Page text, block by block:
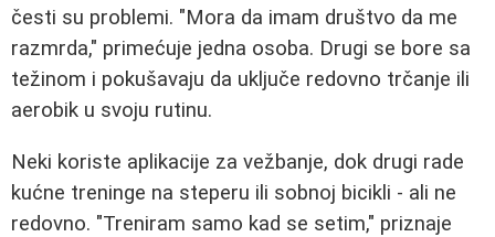
česti su problemi. "Mora da imam društvo da me
razmrda," primećuje jedna osoba. Drugi se bore sa
težinom i pokušavaju da uključe redovno trčanje ili
aerobik u svoju rutinu.
Neki koriste aplikacije za vežbanje, dok drugi rade
kućne treninge na steperu ili sobnoj bicikli - ali ne
redovno. "Treniram samo kad se setim," priznaje